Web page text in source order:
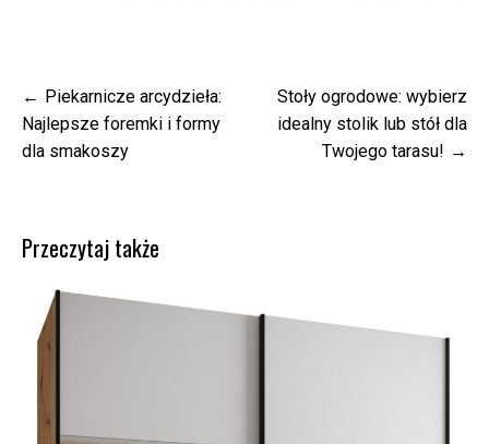
Nawigacja
wpisu
Piekarnicze arcydzieła:
Najlepsze foremki i formy
dla smakoszy
Stoły ogrodowe: wybierz
idealny stolik lub stół dla
Twojego tarasu!
Przeczytaj także